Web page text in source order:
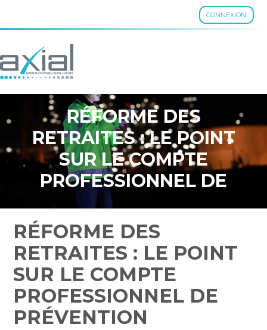
CONNEXION
Aller
au
RÉFORME DES
RETRAITES : LE POINT
SUR LE COMPTE
PROFESSIONNEL DE
PRÉVENTION
RÉFORME DES
RETRAITES : LE POINT
SUR LE COMPTE
PROFESSIONNEL DE
PRÉVENTION